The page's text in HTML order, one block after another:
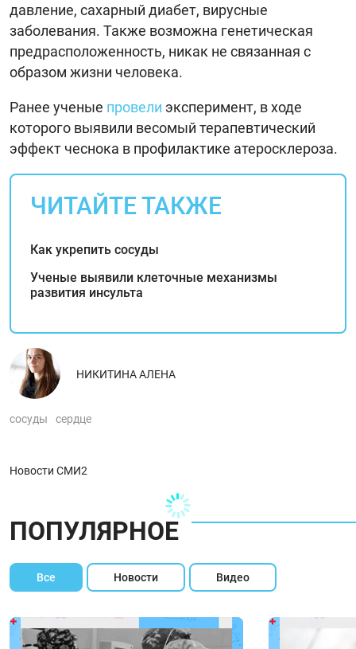
давление, сахарный диабет, вирусные
заболевания. Также возможна генетическая
предрасположенность, никак не связанная с
образом жизни человека.
Ранее ученые провели эксперимент, в ходе
которого выявили весомый терапевтический
эффект чеснока в профилактике атеросклероза.
ЧИТАЙТЕ ТАКЖЕ
Как укрепить сосуды
Ученые выявили клеточные механизмы
развития инсульта
НИКИТИНА АЛЕНА
сосуды сердце
Новости СМИ2
ПОПУЛЯРНОЕ
Все Новости Видео